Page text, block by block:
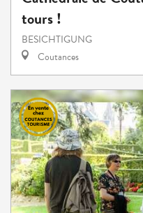
tours !
BESICHTIGUNG
Coutances